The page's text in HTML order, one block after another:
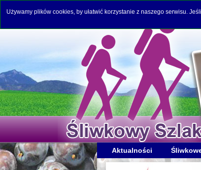
Używamy plików cookies, by ułatwić korzystanie z naszego serwisu.
Aktualności